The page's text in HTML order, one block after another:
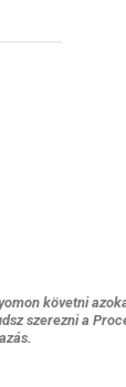
követni
szerezni a